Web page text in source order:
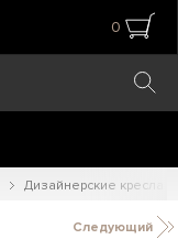
0
Дизайнерские кресла
Следующий